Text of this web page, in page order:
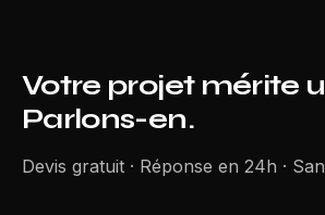
Votre projet mérite
Parlons-en.
Devis gratuit · Réponse en 24h ·